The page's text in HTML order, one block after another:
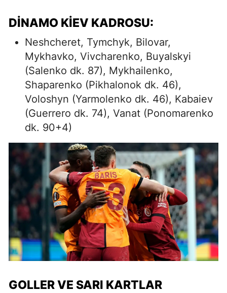
DINAMO KIEV KADROSU:
Neshcheret, Tymchyk, Bilovar,
Mykhavko, Vivcharenko, Buyalskyi
(Salenko dk. 87), Mykhailenko,
Shaparenko (Pikhalonok dk. 46),
Voloshyn (Yarmolenko dk. 46), Kabaiev
(Guerrero dk. 74), Vanat (Ponomarenko
dk. 90+4)
GOLLER VE SARI KARTLAR